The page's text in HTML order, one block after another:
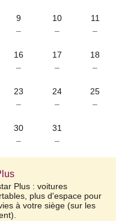
9
–
10
–
11
–
16
–
17
–
18
–
23
–
24
–
25
–
30
–
31
–
Plus : voitures
plus d'espace pour
à votre siège (sur les